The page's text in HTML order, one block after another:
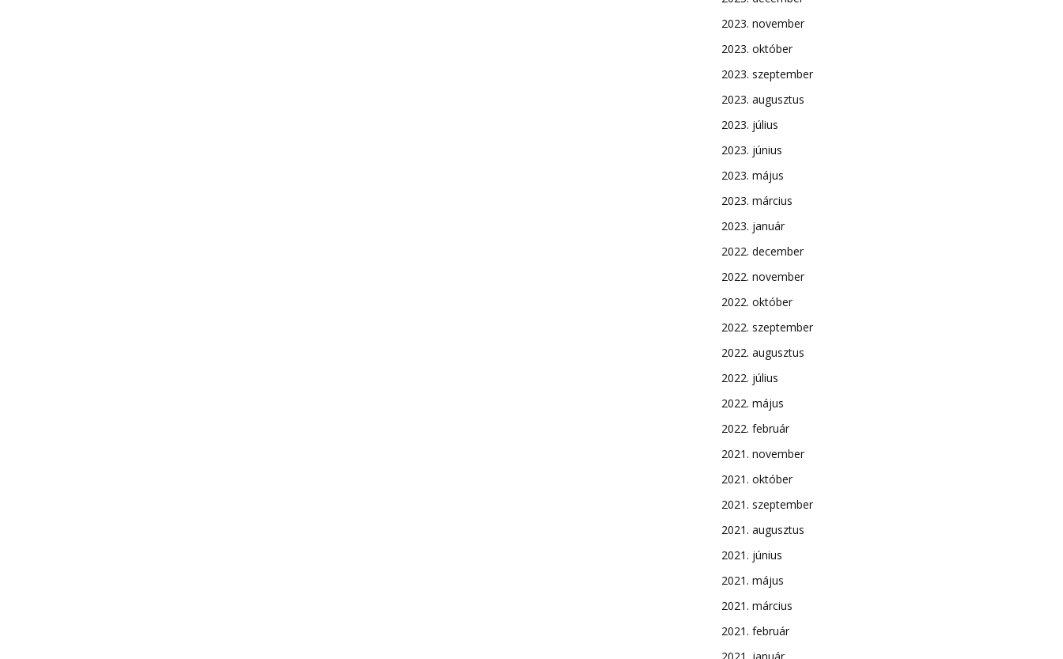
2023. november
2023. október
2023. szeptember
2023. augusztus
2023. július
2023. június
2023. május
2023. március
2023. január
2022. december
2022. november
2022. október
2022. szeptember
2022. augusztus
2022. július
2022. május
2022. február
2021. november
2021. október
2021. szeptember
2021. augusztus
2021. június
2021. május
2021. március
2021. február